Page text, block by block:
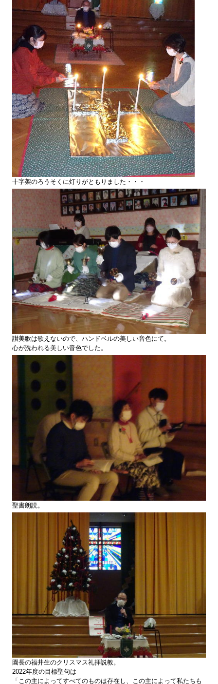
十字架のろうそくに灯りがともりました・・・
讃美歌は歌えないので、ハンドベルの美しい音色にて。
心が洗われる美しい音色でした。
聖書朗読。
園長の福井生のクリスマス礼拝説教。
2022年度の目標聖句は
「この主によってすべてのものは存在し、この主によって私たちも